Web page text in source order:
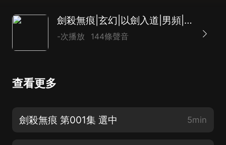
劍殺無痕|玄幻|以劍入道|男頻|爽文|逆襲|多播
-次播放 144條聲音
查看更多
劍殺無痕 第001集 選中 5min